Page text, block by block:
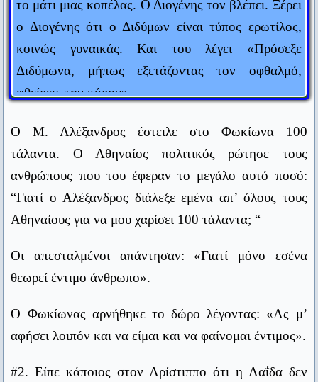
Winston Churchill
Γαλιλαίος (εννοώντας τη γη)
Μη μου τους κύκλους τάραττε.
Αρχιμήδης
Δεν υπάρχει τίποτε πιο άνισο από την ίση μεταχείριση των
ανίσων.
Αριστοτέλης
Εύρηκα!
Αρχιμήδης
Κικέρων
Τον Μεσαίωνα είχαν τη γκιλοτίνα, το μαστίγιο, τη φάλαγγα.
Σήμερα, έχουμε ένα πιο αποτελεσματικό όργανο βασανισμού
που ονομάζεται ζυγαριά μπάνιου.
Στίβεν Φίλιπς
Όποιος θέλει, βρίσκει καιρό. Όποιος δεν θέλει, βρίσκει
Ηλείους, γιατί ήταν πολύ δίκαιοι κριτές στους
Ολυμπιακούς αγώνες. Ο Άγης ρώτησε με απορία:
«Και είναι τόσο σπουδαίο το ότι οι Ηλείοι μια
φορά στα τέσσερα χρόνια γίνονται δίκαιοι;»
#7. Ένας πατέρας ζήτησε από τον Αρίστιππο να
διδάξει τον γιο του. Ο φιλόσοφος ζήτησε αμοιβή
ποσό. «Με τόσα χρήματα», είπε, «θα μπορούσα να
αγοράσω ένα ζώο». «Αγόρασε», είπε ο Αρίστιππος,
«κι έτσι θα έχεις δύο».
Ο Μ. Αλέξανδρος έστειλε στο Φωκίωνα 100
τάλαντα. Ο Αθηναίος πολιτικός ρώτησε τους
ανθρώπους που του έφεραν το μεγάλο αυτό ποσό:
“Γιατί ο Αλέξανδρος διάλεξε εμένα απ’ όλους τους
Αθηναίους για να μου χαρίσει 100 τάλαντα; “
Οι απεσταλμένοι απάντησαν: «Γιατί μόνο εσένα
θεωρεί έντιμο άνθρωπο».
Ο Φωκίωνας αρνήθηκε το δώρο λέγοντας: «Ας μ’
αφήσει λοιπόν και να είμαι και να φαίνομαι έντιμος».
#2. Είπε κάποιος στον Αρίστιππο ότι η Λαΐδα δεν